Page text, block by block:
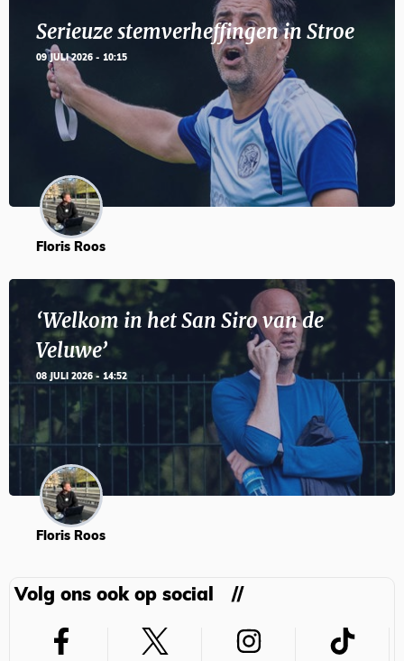
Serieuze stemverheffingen in Stroe
09 JULI 2026 - 10:15
Floris Roos
‘Welkom in het San Siro van de
Veluwe’
08 JULI 2026 - 14:52
Floris Roos
Volg ons ook op social